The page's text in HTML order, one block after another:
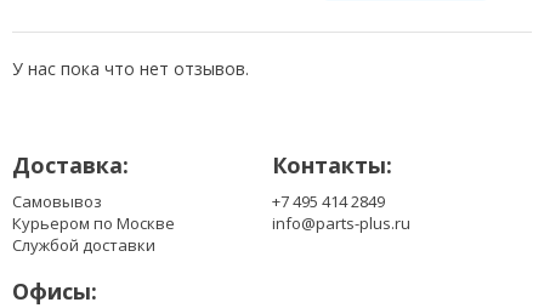
У нас пока что нет отзывов.
Доставка:
Самовывоз
Курьером по Москве
Службой доставки
Контакты:
+7 495 414 2849
info@parts-plus.ru
Офисы: